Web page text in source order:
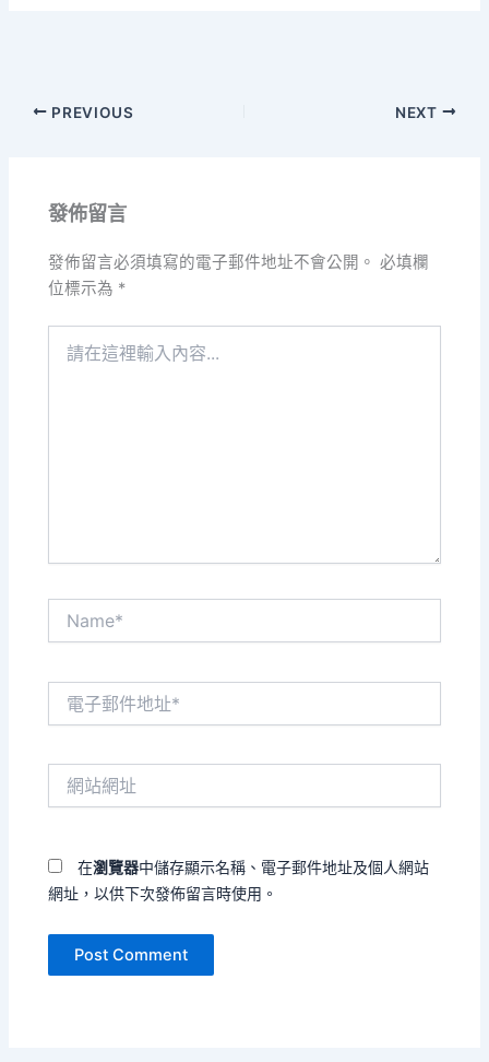
PREVIOUS NEXT
發佈留言
發佈留言必須填寫的電子郵件地址不會公開。 必填欄
位標示為 *
在瀏覽器中儲存顯示名稱、電子郵件地址及個人網站
網址，以供下次發佈留言時使用。